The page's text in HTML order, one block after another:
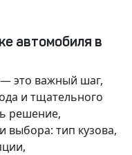
автомобиля в
это важный шаг,
и тщательного
решение,
выбора: тип кузова,